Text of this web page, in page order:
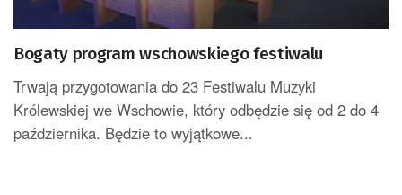
Bogaty program wschowskiego festiwalu
Trwają przygotowania do 23 Festiwalu Muzyki
Królewskiej we Wschowie, który odbędzie się od 2 do 4
października. Będzie to wyjątkowe...